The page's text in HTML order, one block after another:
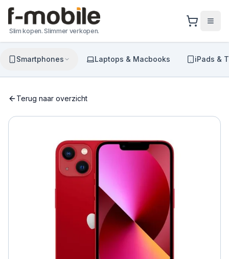
Slim kopen. Slimmer verkopen.
Smartphones Laptops & Macbooks iPads &
Terug naar overzicht